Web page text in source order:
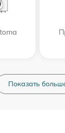
Показать